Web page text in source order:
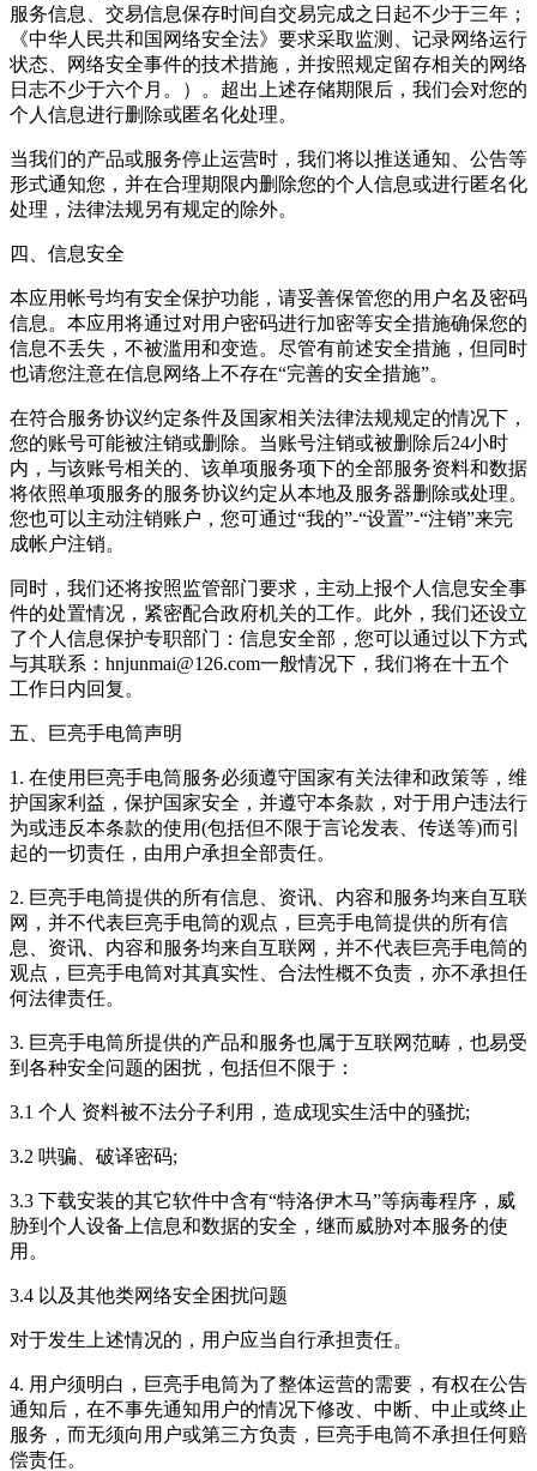
服务信息、交易信息保存时间自交易完成之日起不少于三年；
《中华人民共和国网络安全法》要求采取监测、记录网络运行
状态、网络安全事件的技术措施，并按照规定留存相关的网络
日志不少于六个月。）。超出上述存储期限后，我们会对您的
个人信息进行删除或匿名化处理。
当我们的产品或服务停止运营时，我们将以推送通知、公告等
形式通知您，并在合理期限内删除您的个人信息或进行匿名化
处理，法律法规另有规定的除外。
四、信息安全
本应用帐号均有安全保护功能，请妥善保管您的用户名及密码
信息。本应用将通过对用户密码进行加密等安全措施确保您的
信息不丢失，不被滥用和变造。尽管有前述安全措施，但同时
也请您注意在信息网络上不存在“完善的安全措施”。
在符合服务协议约定条件及国家相关法律法规规定的情况下，
您的账号可能被注销或删除。当账号注销或被删除后24小时
内，与该账号相关的、该单项服务项下的全部服务资料和数据
将依照单项服务的服务协议约定从本地及服务器删除或处理。
您也可以主动注销账户，您可通过“我的”-“设置”-“注销”来完
成帐户注销。
同时，我们还将按照监管部门要求，主动上报个人信息安全事
件的处置情况，紧密配合政府机关的工作。此外，我们还设立
了个人信息保护专职部门：信息安全部，您可以通过以下方式
与其联系：hnjunmai@126.com一般情况下，我们将在十五个
工作日内回复。
五、巨亮手电筒声明
1. 在使用巨亮手电筒服务必须遵守国家有关法律和政策等，维
护国家利益，保护国家安全，并遵守本条款，对于用户违法行
为或违反本条款的使用(包括但不限于言论发表、传送等)而引
起的一切责任，由用户承担全部责任。
2. 巨亮手电筒提供的所有信息、资讯、内容和服务均来自互联
网，并不代表巨亮手电筒的观点，巨亮手电筒提供的所有信
息、资讯、内容和服务均来自互联网，并不代表巨亮手电筒的
观点，巨亮手电筒对其真实性、合法性概不负责，亦不承担任
何法律责任。
3. 巨亮手电筒所提供的产品和服务也属于互联网范畴，也易受
到各种安全问题的困扰，包括但不限于：
3.1 个人 资料被不法分子利用，造成现实生活中的骚扰;
3.2 哄骗、破译密码;
3.3 下载安装的其它软件中含有“特洛伊木马”等病毒程序，威
胁到个人设备上信息和数据的安全，继而威胁对本服务的使
用。
3.4 以及其他类网络安全困扰问题
对于发生上述情况的，用户应当自行承担责任。
4. 用户须明白，巨亮手电筒为了整体运营的需要，有权在公告
通知后，在不事先通知用户的情况下修改、中断、中止或终止
服务，而无须向用户或第三方负责，巨亮手电筒不承担任何赔
偿责任。